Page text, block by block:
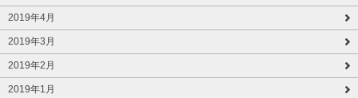
2019年4月
2019年3月
2019年2月
2019年1月